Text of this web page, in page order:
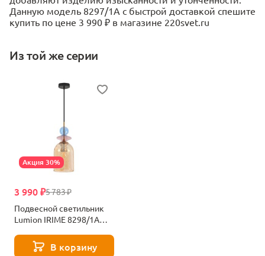
Данную модель 8297/1A с быстрой доставкой спешите
купить по цене 3 990 ₽ в магазине 220svet.ru
Из той же серии
Акция 30%
5 783 ₽
3 990 ₽
Подвесной светильник
Lumion IRIME 8298/1A
В корзину